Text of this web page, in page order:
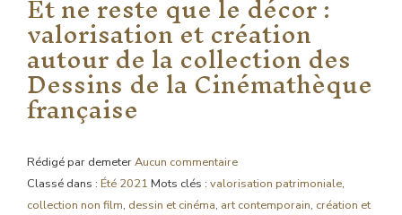
valorisation et création
autour de la collection des
Dessins de la Cinémathèque
française
Rédigé par demeterAucun commentaire
Classé dans : Été 2021 Mots clés : valorisation patrimoniale,
collection non film, dessin et cinéma, art contemporain, création et